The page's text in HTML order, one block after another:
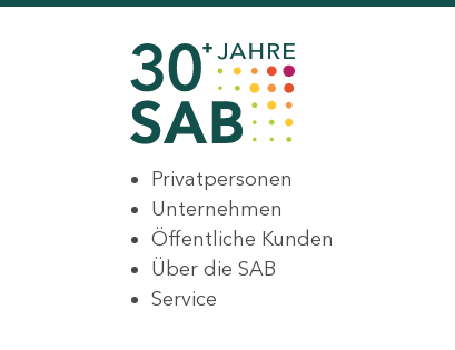
Privatpersonen
Unternehmen
Öffentliche Kunden
Über die SAB
Service